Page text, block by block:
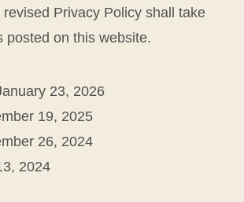
revised Privacy Policy shall take
posted on this website.
23, 2026
19, 2025
26, 2024
2024